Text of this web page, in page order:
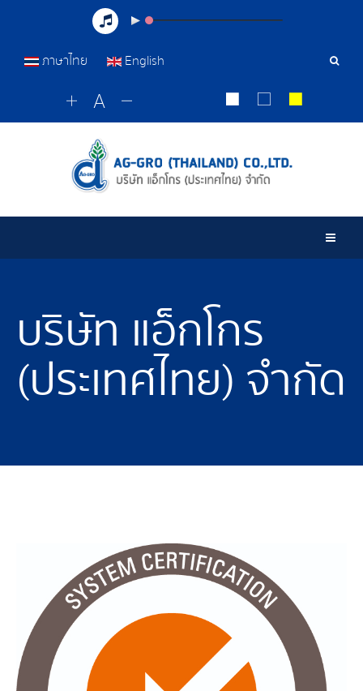
ภาษาไทย English
บริษัท แอ็กโกร
(ประเทศไทย) จำกัด